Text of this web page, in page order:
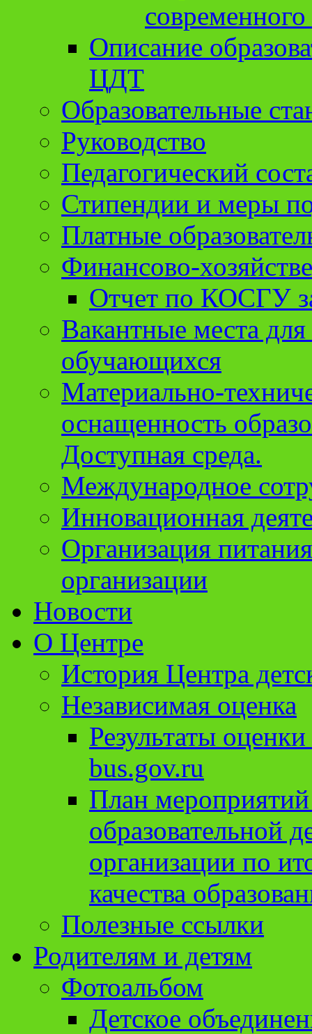
Описание
ЦДТ
Образовательные
Руководство
Педагогический
Стипендии и меры
Платные
Финансово-
Отчет по КОСГУ
Вакантные места
обучающихся
Материально-
оснащенность
Доступная среда.
Международное
Инновационная
Организация
организации
Новости
О Центре
История Центра
Независимая оценка
Результаты
bus.gov.ru
План
образовательной
организации по
качества
Полезные ссылки
Родителям и детям
Фотоальбом
Детское